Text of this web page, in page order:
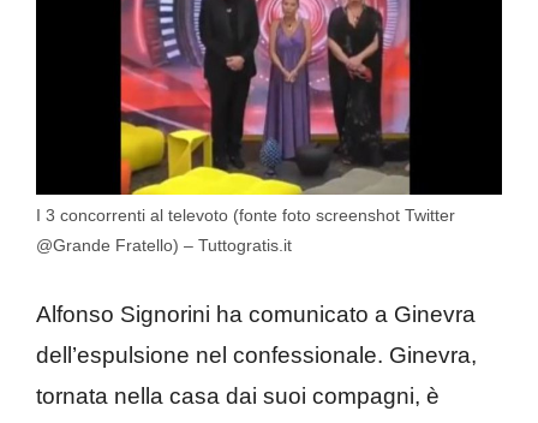
I 3 concorrenti al televoto (fonte foto screenshot Twitter
@Grande Fratello) – Tuttogratis.it
Alfonso Signorini ha comunicato a Ginevra
dell’espulsione nel confessionale. Ginevra,
tornata nella casa dai suoi compagni, è